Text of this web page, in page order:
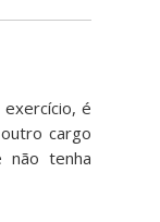
é
cargo
não tenha